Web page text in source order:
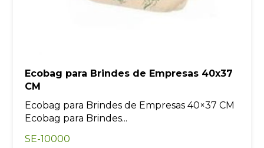
Ecobag para Brindes de Empresas 40x37
CM
Ecobag para Brindes de Empresas 40×37 CM
Ecobag para Brindes...
SE-10000